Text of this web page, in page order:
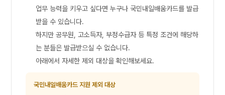
업무 능력을 키우고 싶다면 누구나 국민내일배움카드를 발급
받을 수 있습니다.
하지만 공무원, 고소득자, 부정수급자 등 특정 조건에 해당하
는 분들은 발급받으실 수 없습니다.
아래에서 자세한 제외 대상을 확인해보세요.
국민내일배움카드 지원 제외 대상